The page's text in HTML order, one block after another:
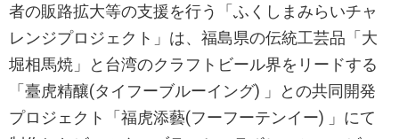
者の販路拡大等の支援を行う「ふくしまみらいチャ
レンジプロジェクト」は、福島県の伝統工芸品「大
堀相馬焼」と台湾のクラフトビール界をリードする
「臺虎精釀(タイフーブルーイング) 」との共同開発
プロジェクト「福虎添藝(フーフーテンイー) 」にて